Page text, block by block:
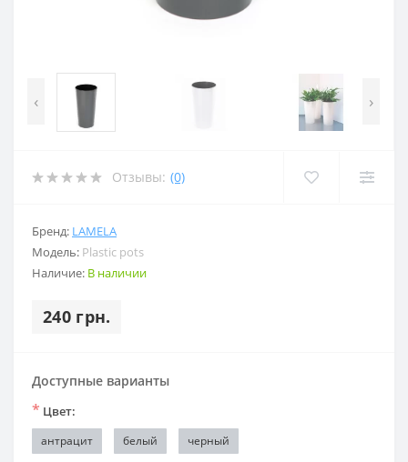
‹ ›
Отзывы: (0)
Бренд: LAMELA
Модель: Plastic pots
Наличие: В наличии
240 грн.
Доступные варианты
* Цвет:
антрацит белый черный